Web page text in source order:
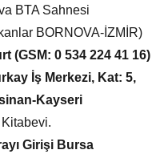
BTA Sahnesi
BORNOVA-İZMİR)
(GSM: 0 534 224 41 16)
İş Merkezi, Kat: 5,
Kayseri
Girişi Bursa